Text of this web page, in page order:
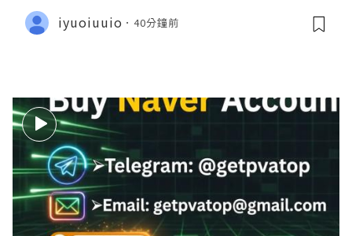
iyuoiuuio 40分鐘前